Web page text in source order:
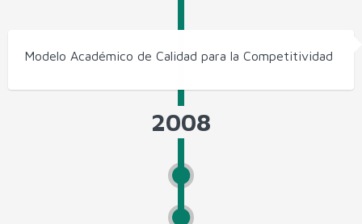
Modelo Académico de Calidad para la Competitividad
2008